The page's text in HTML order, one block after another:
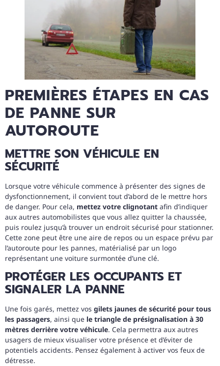
PREMIÈRES ÉTAPES EN CAS
DE PANNE SUR
AUTOROUTE
METTRE SON VÉHICULE EN
SÉCURITÉ
Lorsque votre véhicule commence à présenter des signes de
dysfonctionnement, il convient tout d’abord de le mettre hors
de danger. Pour cela, mettez votre clignotant afin d’indiquer
aux autres automobilistes que vous allez quitter la chaussée,
puis roulez jusqu’à trouver un endroit sécurisé pour stationner.
Cette zone peut être une aire de repos ou un espace prévu par
l’autoroute pour les pannes, matérialisé par un logo
représentant une voiture surmontée d’une clé.
PROTÉGER LES OCCUPANTS ET
SIGNALER LA PANNE
Une fois garés, mettez vos gilets jaunes de sécurité pour tous
les passagers, ainsi que le triangle de présignalisation à 30
mètres derrière votre véhicule. Cela permettra aux autres
usagers de mieux visualiser votre présence et d’éviter de
potentiels accidents. Pensez également à activer vos feux de
détresse.